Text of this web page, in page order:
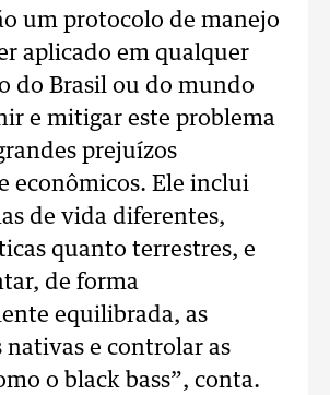
um protocolo de manejo
aplicado em qualquer
do Brasil ou do mundo
e mitigar este problema
prejuízos
econômicos. Ele inclui
de vida diferentes,
quanto terrestres, e
de forma
equilibrada, as
nativas e controlar as
o black bass”, conta.